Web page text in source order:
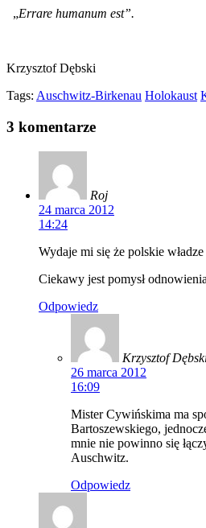
„Errare humanum est”.
Krzysztof Dębski
Tags: Auschwitz-Birkenau Holokaust
3 komentarze
Roj
24 marca 2012
14:24
Wydaje mi się że polskie
Ciekawy jest pomysł
Odpowiedz
Krzysztof
26 marca 2012
16:09
Mister Cywińskima ma
Bartoszewskiego,
mnie nie powinno się
Auschwitz.
Odpowiedz